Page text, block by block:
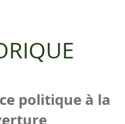
politique à la